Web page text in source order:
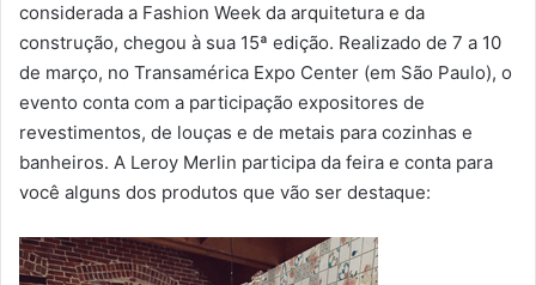
considerada a Fashion Week da arquitetura e da
construção, chegou à sua 15ª edição. Realizado de 7 a 10
de março, no Transamérica Expo Center (em São Paulo), o
evento conta com a participação expositores de
revestimentos, de louças e de metais para cozinhas e
banheiros. A Leroy Merlin participa da feira e conta para
você alguns dos produtos que vão ser destaque: